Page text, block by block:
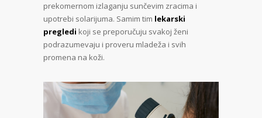
prekomernom izlaganju sunčevim zracima i
upotrebi solarijuma. Samim tim lekarski
pregledi koji se preporučuju svakoj ženi
podrazumevaju i proveru mladeža i svih
promena na koži.